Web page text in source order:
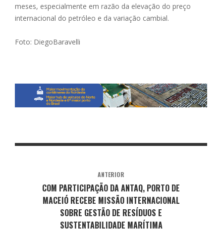
meses, especialmente em razão da elevação do preço
internacional do petróleo e da variação cambial.
Foto: DiegoBaravelli
ANTERIOR
COM PARTICIPAÇÃO DA ANTAQ, PORTO DE
MACEIÓ RECEBE MISSÃO INTERNACIONAL
SOBRE GESTÃO DE RESÍDUOS E
SUSTENTABILIDADE MARÍTIMA